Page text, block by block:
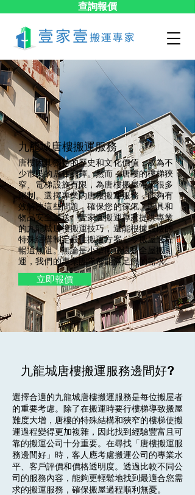
查詢報價
九龍城​唐樓搬運服務
唐樓因其獨特的歷史和文化價值，成為不
少市民的居住選擇。然而，唐樓的樓梯狹
窄、電梯設施有限，為唐樓搬屋帶來很多
限制。選擇專業的唐樓搬運服務，能夠有
效解決這些問題，確保您的傢俬、家具和
物品安全運送。壹家壹搬運專家提供專業
的九龍城唐樓搬運技巧，還能根據唐樓的
特殊結構制定最佳搬運方案，令搬屋過程
暢通無阻。無論是小型搬遷還是全屋搬
運，我們的專業團隊都能滿足您的需求。
立即報價
九龍城唐樓搬運服務邊間好?
選擇合適的九龍城唐樓搬運服務是每位搬屋者
的重要考慮。除了在搬運時要行樓梯導致搬屋
難度大增，唐樓的特殊結構和狹窄的樓梯使搬
運過程變得更加複雜，因此找到經驗豐富且可
靠的搬運公司十分重要。在尋找「唐樓搬運服
務邊間好」時，客人應考慮搬運公司的專業水
平、客戶評價和價格透明度。透過比較不同公
司的服務內容，能夠更輕鬆地找到最適合您需
求的搬運服務，確保搬屋過程順利無憂。